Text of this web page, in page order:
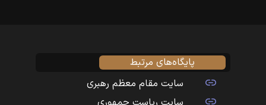
پایگاه‌های مرتبط
سایت مقام معظم رهبری